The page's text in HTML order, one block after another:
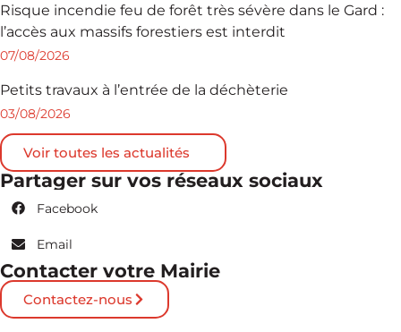
Risque incendie feu de forêt très sévère dans le Gard :
l’accès aux massifs forestiers est interdit
07/08/2026
Petits travaux à l’entrée de la déchèterie
03/08/2026
Voir toutes les actualités
Partager sur vos réseaux sociaux
Facebook
Email
Contacter votre Mairie
Contactez-nous